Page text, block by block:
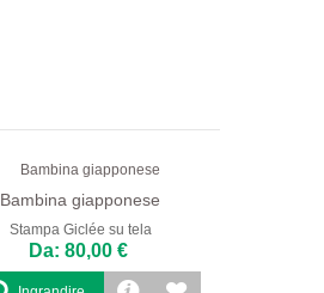
Bambina giapponese
Stampa Giclée su tela
Da: 80,00 €